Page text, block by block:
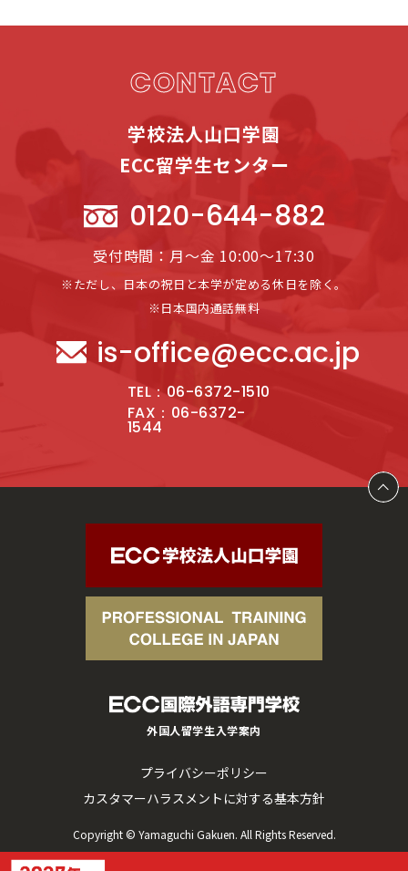
CONTACT
学校法人山口学園
ECC留学生センター
0120-644-882
受付時間：月～金 10:00～17:30
※ただし、日本の祝日と本学が定める休日を除く。
※日本国内通話無料
is-office@ecc.ac.jp
TEL：06-6372-1510
FAX：06-6372-
1544
外国人留学生入学案内
プライバシーポリシー
カスタマーハラスメントに対する基本方針
Copyright © Yamaguchi Gakuen. All Rights Reserved.